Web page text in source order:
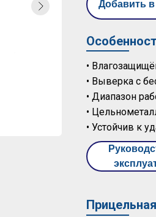
Добавить в
•
• Выверка с
• Диапазон
•
• Устойчив к